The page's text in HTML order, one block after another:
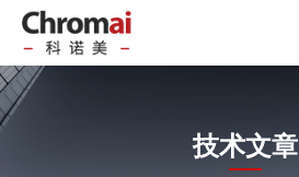
技术文章